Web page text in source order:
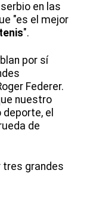
en las
"es el mejor
tenis".
por sí
Federer.
nuestro
el
de
tres grandes